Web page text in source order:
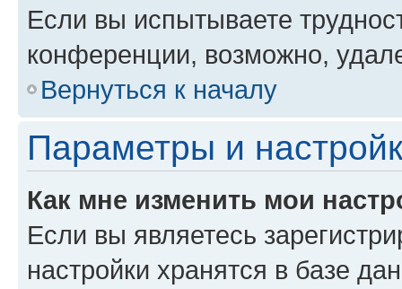
Если вы испытываете
конференции, возможно,
Вернуться к началу
Параметры и
Как мне изменить мои
Если вы являетесь
настройки хранятся в базе